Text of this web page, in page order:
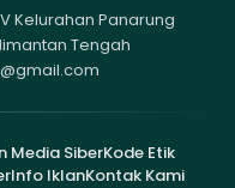
Kelurahan Panarung
Tengah
Media SiberKode Etik
Info IklanKontak Kami